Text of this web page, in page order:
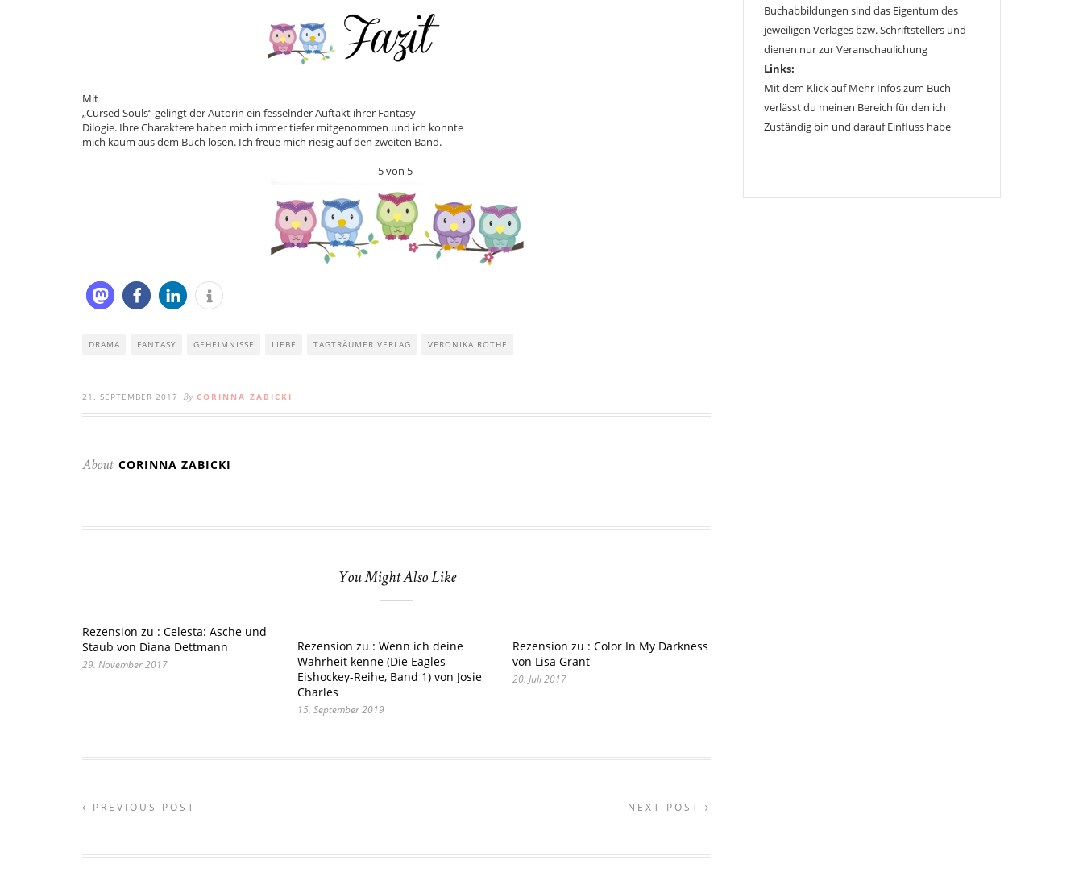
Mit
„Cursed Souls“ gelingt der Autorin ein fesselnder Auftakt ihrer Fantasy
Dilogie. Ihre Charaktere haben mich immer tiefer mitgenommen und ich konnte
mich kaum aus dem Buch lösen. Ich freue mich riesig auf den zweiten Band.
5 von 5
DRAMA FANTASY GEHEIMNISSE LIEBE TAGTRÄUMER VERLAG VERONIKA ROTHE
21. SEPTEMBER 2017 By CORINNA ZABICKI
About CORINNA ZABICKI
You Might Also Like
Rezension zu : Celesta: Asche und
Staub von Diana Dettmann
29. November 2017
Rezension zu : Wenn ich deine
Wahrheit kenne (Die Eagles-
Eishockey-Reihe, Band 1) von Josie
Charles
15. September 2019
Rezension zu : Color In My Darkness
von Lisa Grant
20. Juli 2017
PREVIOUS POST NEXT POST
Buchabbildungen sind das Eigentum des
jeweiligen Verlages bzw. Schriftstellers und
dienen nur zur Veranschaulichung
Links:
Mit dem Klick auf Mehr Infos zum Buch
verlässt du meinen Bereich für den ich
Zuständig bin und darauf Einfluss habe